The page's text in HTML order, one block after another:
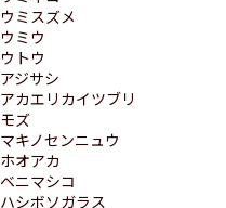
ウミスズメ
ウミウ
ウトウ
アジサシ
アカエリカイツブリ
モズ
マキノセンニュウ
ホオアカ
ベニマシコ
ハシボソガラス